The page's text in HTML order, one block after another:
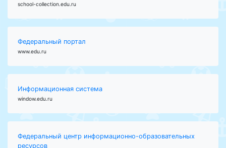
school-collection.edu.ru
Федеральный портал
www.edu.ru
Информационная система
window.edu.ru
Федеральный центр информационно-образовательных
ресурсов